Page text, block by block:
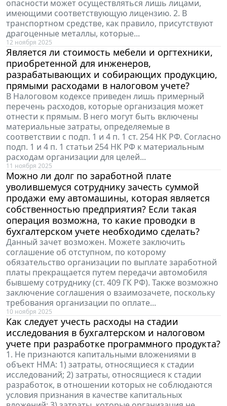
опасности может осуществляться лишь лицами,
имеющими соответствующую лицензию. 2. В
транспортном средстве, как правило, присутствуют
драгоценные металлы, которые...
12 ноября 2025
Является ли стоимость мебели и оргтехники,
приобретенной для инженеров,
разрабатывающих и собирающих продукцию,
прямыми расходами в налоговом учете?
В Налоговом кодексе приведен лишь примерный
перечень расходов, которые организация может
отнести к прямым. В него могут быть включены
материальные затраты, определяемые в
соответствии с подп. 1 и 4 п. 1 ст. 254 НК РФ. Согласно
подп. 1 и 4 п. 1 статьи 254 НК РФ к материальным
расходам организации для целей...
11 ноября 2025
Можно ли долг по заработной плате
уволившемуся сотруднику зачесть суммой
продажи ему автомашины, которая является
собственностью предприятия? Если такая
операция возможна, то какие проводки в
бухгалтерском учете необходимо сделать?
Данный зачет возможен. Можете заключить
соглашение об отступном, по которому
обязательство организации по выплате заработной
платы прекращается путем передачи автомобиля
бывшему сотруднику (ст. 409 ГК РФ). Также возможно
заключение соглашения о взаимозачете, поскольку
требования организации по оплате...
10 ноября 2025
Как следует учесть расходы на стадии
исследования в бухгалтерском и налоговом
учете при разработке программного продукта?
1. Не признаются капитальными вложениями в
объект НМА: 1) затраты, относящиеся к стадии
исследований; 2) затраты, относящиеся к стадии
разработок, в отношении которых не соблюдаются
условия признания в качестве капитальных